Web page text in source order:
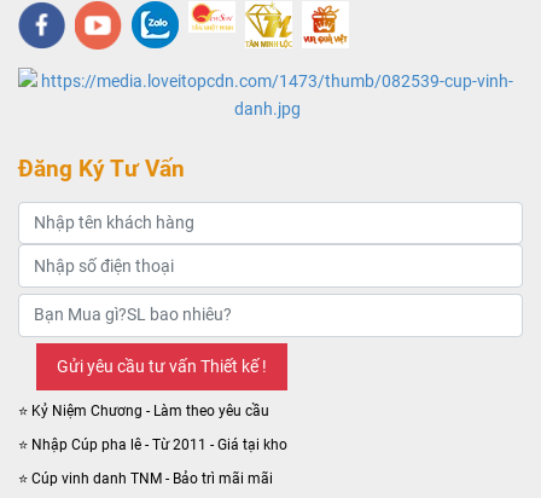
Đăng Ký Tư Vấn
⭐ Kỷ Niệm Chương - Làm theo yêu cầu
⭐ Nhập Cúp pha lê - Từ 2011 - Giá tại kho
⭐ Cúp vinh danh TNM - Bảo trì mãi mãi